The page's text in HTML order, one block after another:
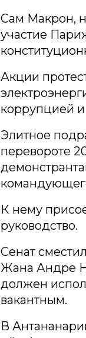
Сам Макрон,
участие
Акции
коррупцией
Элитное
перевороте
К нему
руководство.
Сенат
Жана Андре
должен
вакантным.
В